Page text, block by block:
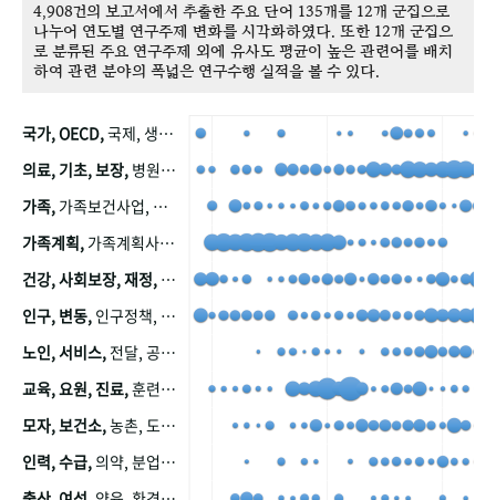
4,908건의 보고서에서 추출한 주요 단어 135개를 12개 군집으로
나누어 연도별 연구주제 변화를 시각화하였다. 또한 12개 군집으
로 분류된 주요 연구주제 외에 유사도 평균이 높은 관련어를 배치
하여 관련 분야의 폭넓은 연구수행 실적을 볼 수 있다.
국가, OECD,국제, 생산, 아시아, 태평양, 태평양지역, 참가
의료, 기초, 보장, 병원, 가정, 연금, 연계, 공적, 일본, 생활, 국민기초생활보장제도, 국민연금, 기금, 저소득층, 근로, 자활, 급여, 환자, 의료비, 모니터링, 한국복지패널, 소득, 지표, 빈곤, 노후, 장애인
가족, 가족보건사업, 산업, 친화, 전국, 출산력
가족계획, 가족계획사업, 가족계획사업평가, 한국가족계획사업, 피임, 보급, 부인, 자궁, 피임약
건강, 사회보장, 재정,
인구, 변동, 인구정책, 저출산, 고령사회, 고령화, 이동, 남북한, 지방자치단체, 컨설팅, 복지정책평가, 집, 사회개발
노인, 서비스, 전달, 공공, 보육, 수요, 공급, 사회서비스, 데이터, 보호, 요양, 아동, 예방, 청소년, 효율, 자원
교육, 요원, 진료,훈련, 보건요원, 마을, 마을건강사업, 보조원, 진료원, 보건진료원, 보건진료원교재
모자, 보건소,농촌, 도시, 금연, 농촌지역, 모자보건사업
인력, 수급,의약, 분업, 식품, 의약품, 의사, 안전